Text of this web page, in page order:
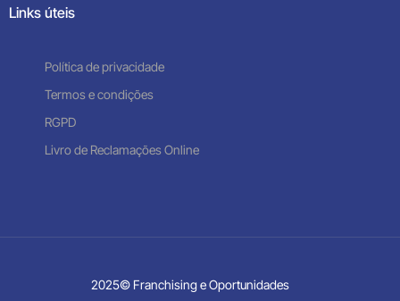
Links úteis
Política de privacidade
Termos e condições
RGPD
Livro de Reclamações Online
2025© Franchising e Oportunidades